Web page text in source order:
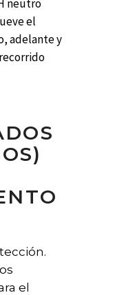
neutro
el
adelante y
el